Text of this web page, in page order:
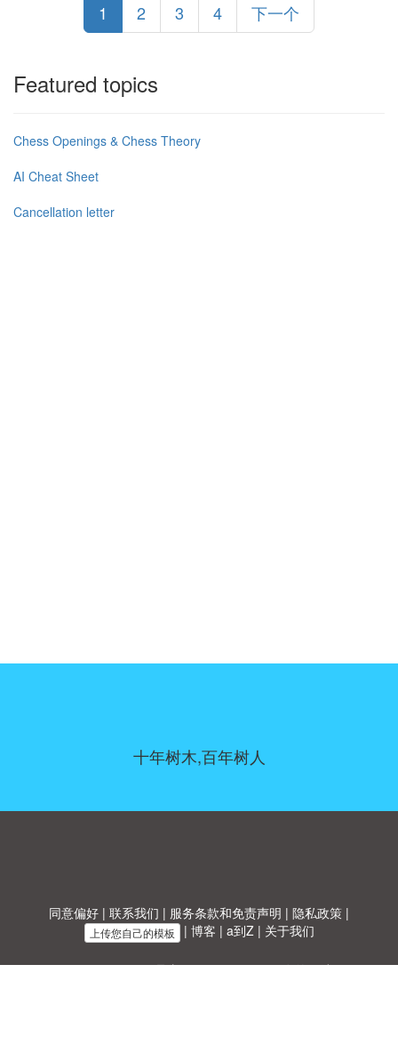
1 2 3 4 下一个
Featured topics
Chess Openings & Chess Theory
AI Cheat Sheet
Cancellation letter
十年树木,百年树人
同意偏好 | 联系我们 | 服务条款和免责声明 | 隐私政策 |
上传您自己的模板 | 博客 | a到Z| 关于我们
Allbusinesstemplates.com是由Ren-IT于 2026 开发的网站 © ABT ltd.